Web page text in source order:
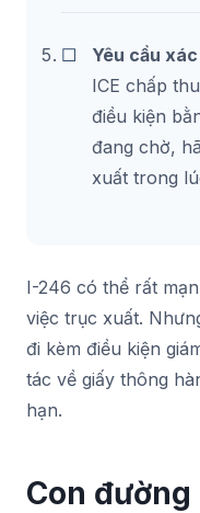
Yêu cầu
ICE chấp
điều kiện
đang chờ,
xuất trong
I-246 có thể rất
việc trục xuất.
đi kèm điều kiện
tác về giấy thông
hạn.
Con